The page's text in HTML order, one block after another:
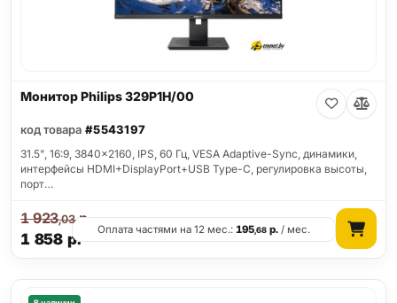
Монитор Philips 329P1H/00
код товара #5543197
31.5", 16:9, 3840x2160, IPS, 60 Гц, VESA Adaptive-Sync, динамики,
интерфейсы HDMI+DisplayPort+USB Type-C, регулировка высоты,
порт…
1 858 р.
1 923,03р.
Оплата частями на 12 мес.:195,68 р. / мес.